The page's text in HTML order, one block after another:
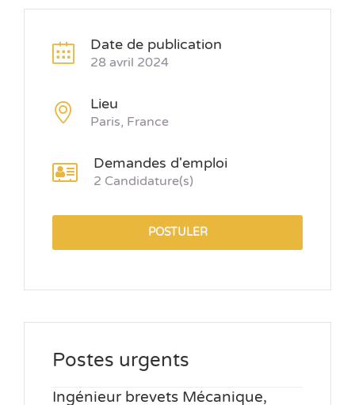
Date de publication
28 avril 2024
Lieu
Paris, France
Demandes d'emploi
2 Candidature(s)
POSTULER
Postes urgents
Ingénieur brevets Mécanique,